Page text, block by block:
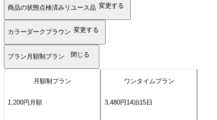
商品の状態点検済みリユース品 変更する
カラーダークブラウン 変更する
プラン 月額制プラン 閉じる
月額制プラン
1,200円 月額
ワンタイムプラン
3,480円 14泊15 日